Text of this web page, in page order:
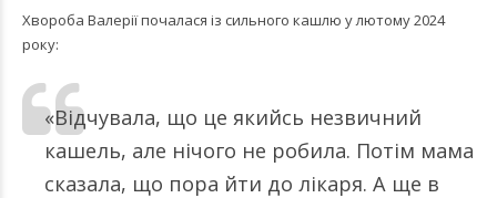
Хвороба Валерії почалася із сильного кашлю у лютому 2024
року:
«Відчувала, що це якийсь незвичний
кашель, але нічого не робила. Потім мама
сказала, що пора йти до лікаря. А ще в